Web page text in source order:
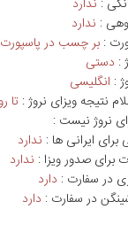
: ندارد
: بر چسب در پاسپورت
: دستی
: انگلیسی
نتیجه ویزای نروژ : تا
نروژ نیست :
ایرانی ها : ندارد
برای صدور ویزا : ندارد
در سفارت : دارد
در سفارت : دارد